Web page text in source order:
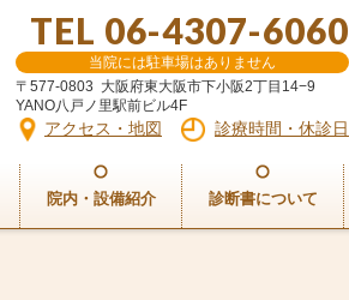
TEL 06-4307-6060
当院には駐車場はありません
〒577-0803 大阪府東大阪市下小阪2丁目14−9
YANO八戸ノ里駅前ビル4F
アクセス・地図 診療時間・休診日
院内・設備紹介 診断書について